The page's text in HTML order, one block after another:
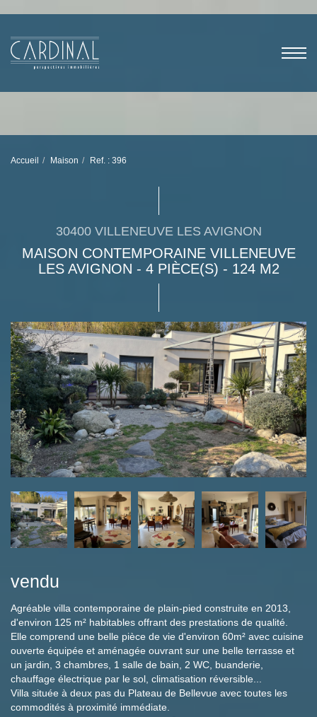
Accueil Maison Ref. : 396
30400 VILLENEUVE LES AVIGNON
MAISON CONTEMPORAINE VILLENEUVE
LES AVIGNON - 4 PIÈCE(S) - 124 M2
vendu
Agréable villa contemporaine de plain-pied construite en 2013,
d'environ 125 m² habitables offrant des prestations de qualité.
Elle comprend une belle pièce de vie d'environ 60m² avec cuisine
ouverte équipée et aménagée ouvrant sur une belle terrasse et
un jardin, 3 chambres, 1 salle de bain, 2 WC, buanderie,
chauffage électrique par le sol, climatisation réversible...
Villa située à deux pas du Plateau de Bellevue avec toutes les
commodités à proximité immédiate.